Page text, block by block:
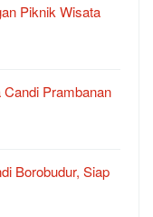
Piknik Wisata
Prambanan
Borobudur, Siap